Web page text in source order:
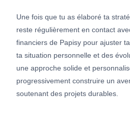
Une fois que tu as élaboré ta
reste régulièrement en contact
financiers de Papisy pour ajuster
ta situation personnelle et des
une approche solide et
progressivement construire un
soutenant des projets durables.